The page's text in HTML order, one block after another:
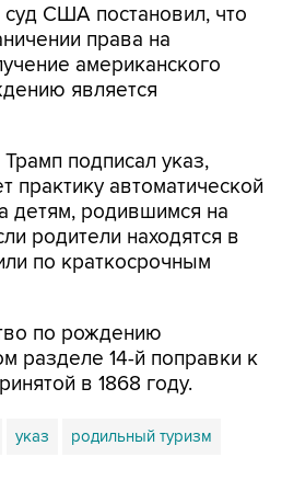
США постановил, что
права на
американского
является
подписал указ,
практику автоматической
детям, родившимся на
родители находятся в
по краткосрочным
по рождению
разделе 14-й поправки к
в 1868 году.
указ родильный туризм